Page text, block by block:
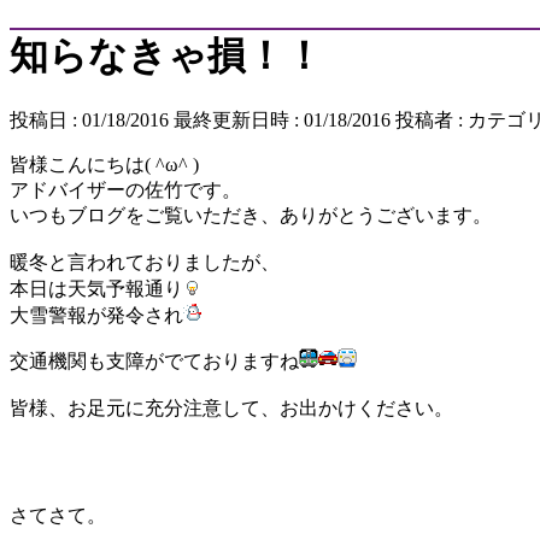
知らなきゃ損！！
投稿日 : 01/18/2016 最終更新日時 : 01/18/2016 投稿者 : カテゴ
皆様こんにちは( ^ω^ )
アドバイザーの佐竹です。
いつもブログをご覧いただき、ありがとうございます。
暖冬と言われておりましたが、
本日は天気予報通り
大雪警報が発令され
交通機関も支障がでておりますね
皆様、お足元に充分注意して、お出かけください。
さてさて。